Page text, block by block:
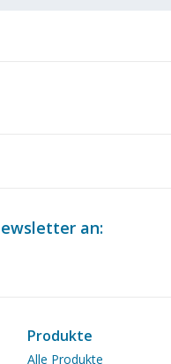
an:
Produkte
Alle Produkte